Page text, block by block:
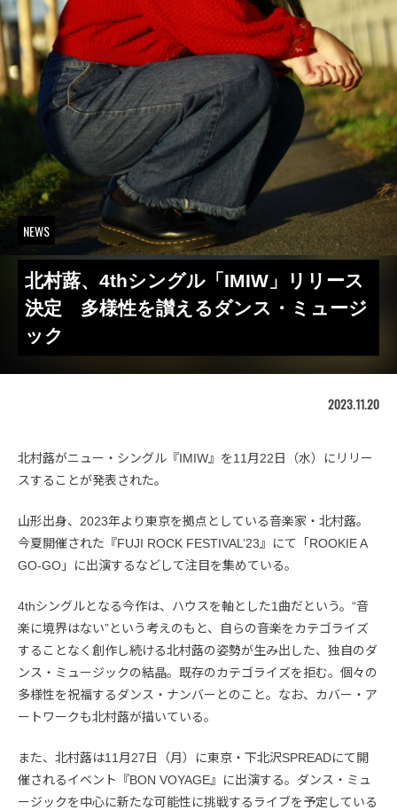
NEWS
北村蕗、4thシングル「IMIW」リリース
決定 多様性を讃えるダンス・ミュージ
ック
2023.11.20
北村蕗がニュー・シングル『IMIW』を11月22日（水）にリリー
スすることが発表された。
山形出身、2023年より東京を拠点としている音楽家・北村蕗。
今夏開催された『FUJI ROCK FESTIVAL’23』にて「ROOKIE A
GO-GO」に出演するなどして注目を集めている。
4thシングルとなる今作は、ハウスを軸とした1曲だという。“音
楽に境界はない”という考えのもと、自らの音楽をカテゴライズ
することなく創作し続ける北村蕗の姿勢が生み出した、独自のダ
ンス・ミュージックの結晶。既存のカテゴライズを拒む。個々の
多様性を祝福するダンス・ナンバーとのこと。なお、カバー・ア
ートワークも北村蕗が描いている。
また、北村蕗は11月27日（月）に東京・下北沢SPREADにて開
催されるイベント『BON VOYAGE』に出演する。ダンス・ミュ
ージックを中心に新たな可能性に挑戦するライブを予定している